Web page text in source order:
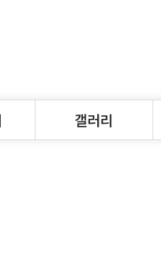
갤러리